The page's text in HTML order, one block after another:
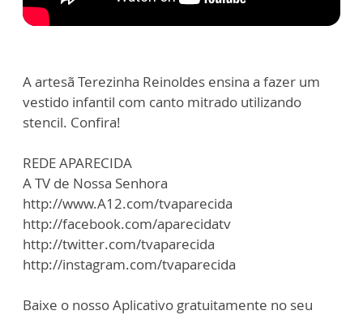
A artesã Terezinha Reinoldes ensina a fazer um
vestido infantil com canto mitrado utilizando
stencil. Confira!
REDE APARECIDA
A TV de Nossa Senhora
http://www.A12.com/tvaparecida
http://facebook.com/aparecidatv
http://twitter.com/tvaparecida
http://instagram.com/tvaparecida
Baixe o nosso Aplicativo gratuitamente no seu